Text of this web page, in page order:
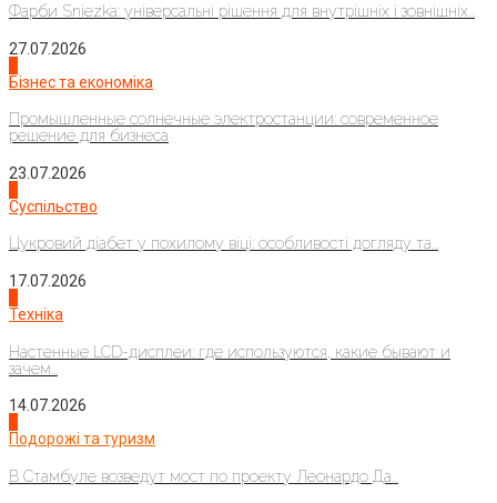
Фарби Sniezka: універсальні рішення для внутрішніх і зовнішніх...
27.07.2026
Бізнес та економіка
Промышленные солнечные электростанции: современное
решение для бизнеса
23.07.2026
Суспільство
Цукровий діабет у похилому віці: особливості догляду та...
17.07.2026
Техніка
Настенные LCD-дисплеи: где используются, какие бывают и
зачем...
14.07.2026
Подорожі та туризм
В Стамбуле возведут мост по проекту Леонардо Да...